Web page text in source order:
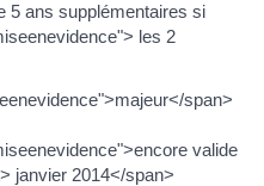
5 ans supplémentaires si
les 2
span>
valide
janvier 2014</span>